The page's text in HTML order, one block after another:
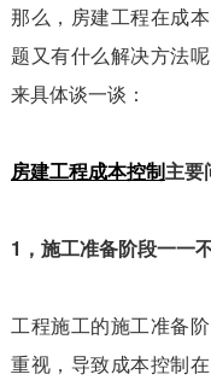
那么，房建工程在成
题又有什么解决方法
来具体谈一谈：
房建工程成本控制主要
1，施工准备阶段一一
工程施工的施工准备
重视，导致成本控制